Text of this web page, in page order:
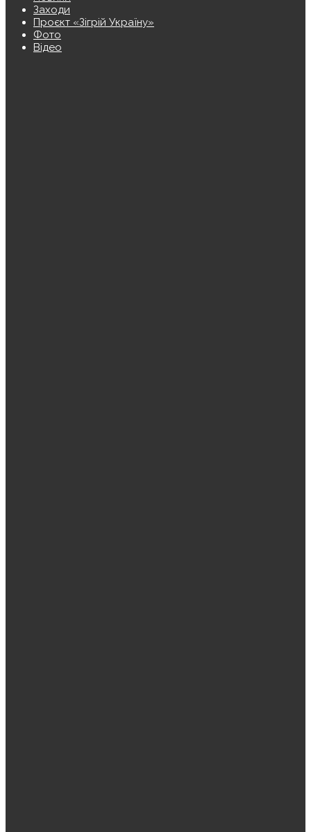
Заходи
Проєкт «Зігрій Україну»
Фото
Відео